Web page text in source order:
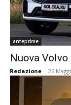
anteprime
Nuova Volvo
Redazione - 26